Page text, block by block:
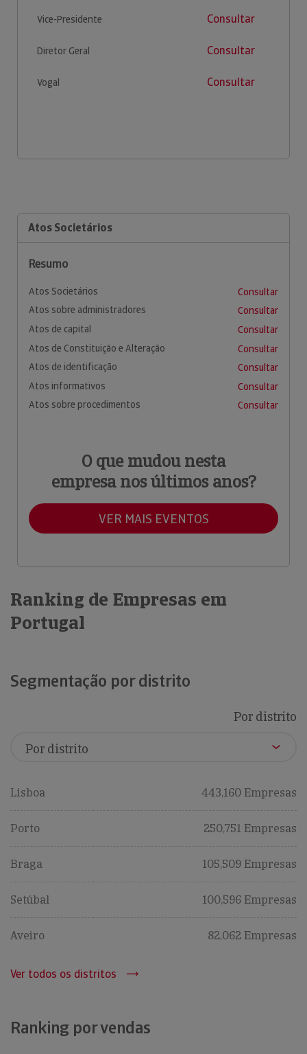
Vice-Presidente Consultar
Diretor Geral Consultar
Vogal Consultar
Atos Societários
Resumo
Atos Societários
Consultar
Atos sobre administradores
Consultar
Atos de capital
Consultar
Atos de Constituição e Alteração
Consultar
Atos de identificação
Consultar
Atos informativos
Consultar
Atos sobre procedimentos
Consultar
O que mudou nesta
empresa nos últimos anos?
VER MAIS EVENTOS
Ranking de Empresas em
Portugal
Segmentação por distrito
Por distrito
Lisboa 443,160 Empresas
Porto 250,751 Empresas
Braga 105,509 Empresas
Setúbal 100,596 Empresas
Aveiro 82,062 Empresas
Ver todos os distritos
Ranking por vendas